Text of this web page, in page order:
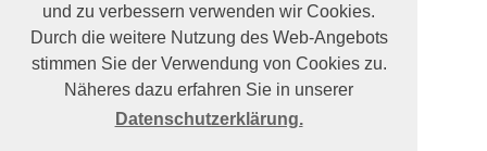
und zu verbessern verwenden wir Cookies.
Durch die weitere Nutzung des Web-Angebots
stimmen Sie der Verwendung von Cookies zu.
Näheres dazu erfahren Sie in unserer
Datenschutzerklärung.